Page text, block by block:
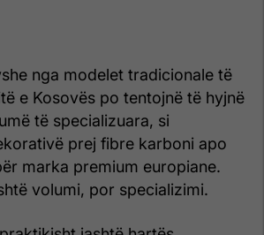
nga modelet tradicionale të
e Kosovës po tentojnë të hyjnë
të specializuara, si
prej fibre karboni apo
marka premium europiane.
volumi, por specializimi.